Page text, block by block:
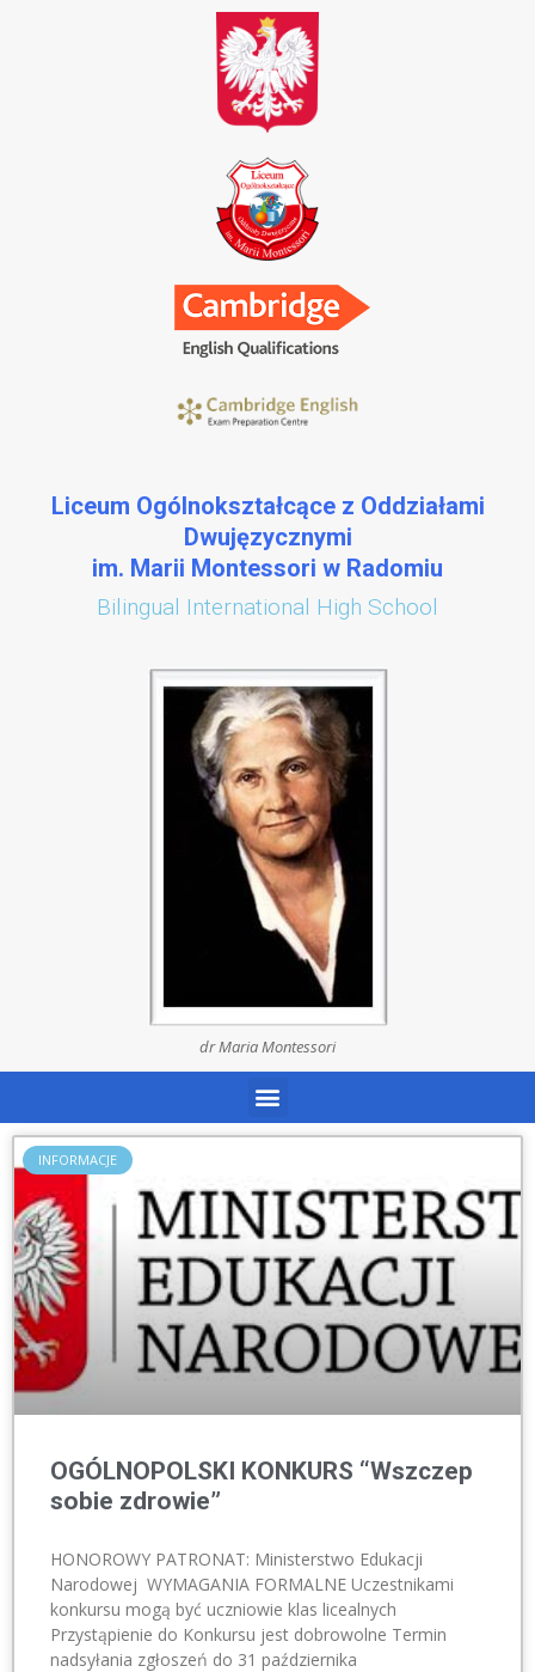
Liceum Ogólnokształcące z Oddziałami
Dwujęzycznymi
im. Marii Montessori w Radomiu
Bilingual International High School
dr Maria Montessori
INFORMACJE
OGÓLNOPOLSKI KONKURS “Wszczep
sobie zdrowie”
HONOROWY PATRONAT: Ministerstwo Edukacji
Narodowej WYMAGANIA FORMALNE Uczestnikami
konkursu mogą być uczniowie klas licealnych
Przystąpienie do Konkursu jest dobrowolne Termin
nadsyłania zgłoszeń do 31 października